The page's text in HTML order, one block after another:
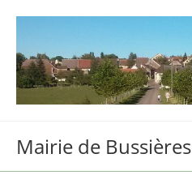
content
Mairie de Bussières